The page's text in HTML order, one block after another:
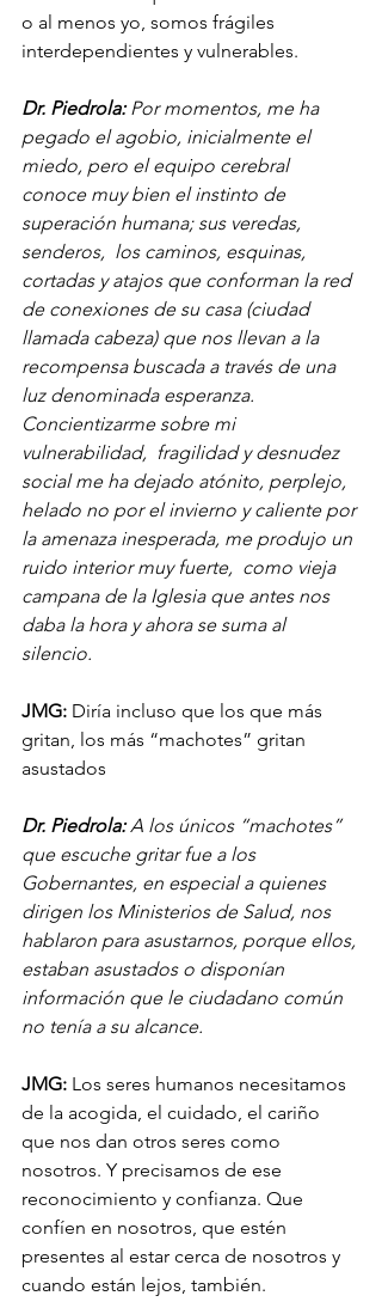
o al menos yo, somos frágiles
interdependientes y vulnerables.
Dr. Piedrola: Por momentos, me ha
pegado el agobio, inicialmente el
miedo, pero el equipo cerebral
conoce muy bien el instinto de
superación humana; sus veredas,
senderos,  los caminos, esquinas,
cortadas y atajos que conforman la red
de conexiones de su casa (ciudad
llamada cabeza) que nos llevan a la
recompensa buscada a través de una
luz denominada esperanza.
Concientizarme sobre mi
vulnerabilidad,  fragilidad y desnudez
social me ha dejado atónito, perplejo,
helado no por el invierno y caliente por
la amenaza inesperada, me produjo un
ruido interior muy fuerte,  como vieja
campana de la Iglesia que antes nos
daba la hora y ahora se suma al
silencio.
JMG: Diría incluso que los que más
gritan, los más “machotes” gritan
asustados
Dr. Piedrola: A los únicos “machotes”
que escuche gritar fue a los
Gobernantes, en especial a quienes
dirigen los Ministerios de Salud, nos
hablaron para asustarnos, porque ellos,
estaban asustados o disponían
información que le ciudadano común
no tenía a su alcance.
JMG: Los seres humanos necesitamos
de la acogida, el cuidado, el cariño
que nos dan otros seres como
nosotros. Y precisamos de ese
reconocimiento y confianza. Que
confíen en nosotros, que estén
presentes al estar cerca de nosotros y
cuando están lejos, también.